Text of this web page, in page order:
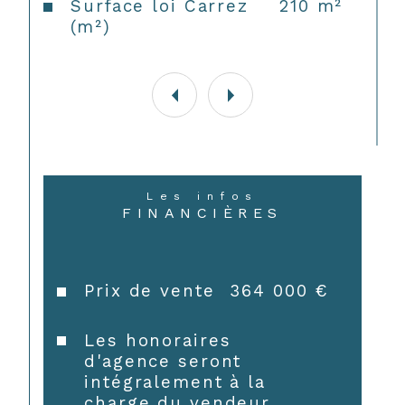
Surface loi Carrez
(m²)
210 m²
Les infos
FINANCIÈRES
Prix de vente 364 000 €
Les honoraires
d'agence seront
intégralement à la